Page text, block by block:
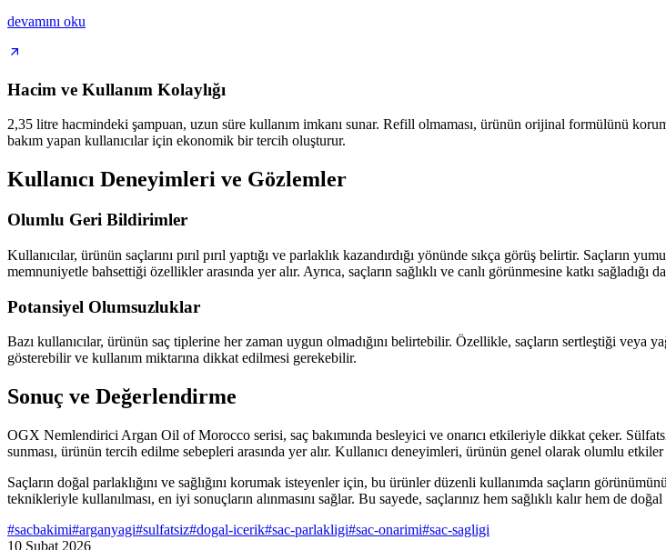
devamını oku
Hacim ve Kullanım Kolaylığı
2,35 litre hacmindeki şampuan, uzun süre kullanım imkanı sunar. Refill olmaması, ürünün orijinal formülünü
bakım yapan kullanıcılar için ekonomik bir tercih oluşturur.
Kullanıcı Deneyimleri ve Gözlemler
Olumlu Geri Bildirimler
Kullanıcılar, ürünün saçlarını pırıl pırıl yaptığı ve parlaklık kazandırdığı yönünde sıkça görüş belirtir. Saçların
memnuniyetle bahsettiği özellikler arasında yer alır. Ayrıca, saçların sağlıklı ve canlı görünmesine katkı sağladığı
Potansiyel Olumsuzluklar
Bazı kullanıcılar, ürünün saç tiplerine her zaman uygun olmadığını belirtebilir. Özellikle, saçların sertleştiği veya
gösterebilir ve kullanım miktarına dikkat edilmesi gerekebilir.
Sonuç ve Değerlendirme
OGX Nemlendirici Argan Oil of Morocco serisi, saç bakımında besleyici ve onarıcı etkileriyle dikkat çeker.
sunması, ürünün tercih edilme sebepleri arasında yer alır. Kullanıcı deneyimleri, ürünün genel olarak olumlu
Saçların doğal parlaklığını ve sağlığını korumak isteyenler için, bu ürünler düzenli kullanımda saçların
teknikleriyle kullanılması, en iyi sonuçların alınmasını sağlar. Bu sayede, saçlarınız hem sağlıklı kalır hem de
#sacbakimi#arganyagi#sulfatsiz#dogal-icerik#sac-parlakligi#sac-onarimi#sac-sagligi
10 Şubat 2026